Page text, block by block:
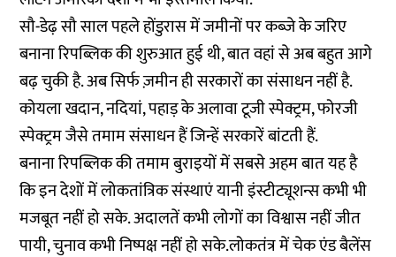
सौ-डेढ़ सौ साल पहले होंडुरास में जमीनों पर कब्जे के जरिए
बनाना रिपब्लिक की शुरुआत हुई थी, बात वहां से अब बहुत आगे
बढ़ चुकी है. अब सिर्फ ज़मीन ही सरकारों का संसाधन नहीं है.
कोयला खदान, नदियां, पहाड़ के अलावा टूजी स्पेक्ट्रम, फोरजी
स्पेक्ट्रम जैसे तमाम संसाधन हैं जिन्हें सरकारें बांटती हैं.
बनाना रिपब्लिक की तमाम बुराइयों में सबसे अहम बात यह है
कि इन देशों में लोकतांत्रिक संस्थाएं यानी इंस्टीट्यूशन्स कभी भी
मजबूत नहीं हो सके. अदालतें कभी लोगों का विश्वास नहीं जीत
पायी, चुनाव कभी निष्पक्ष नहीं हो सके.लोकतंत्र में चेक एंड बैलेंस